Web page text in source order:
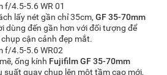
lấy nét gần chỉ 35cm, GF 35-70mm
dùng đến gần hơn với đối tượng để
cận cảnh đẹp mắt.
ống kính Fujifilm GF 35-70mm
suất quay chụp lên một tầm cao mới,